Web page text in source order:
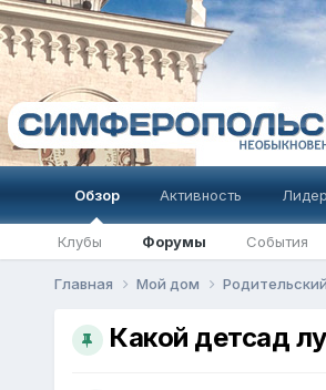
Обзор
Клубы Форумы События
Активность
Главная Мой дом
Какой детсад